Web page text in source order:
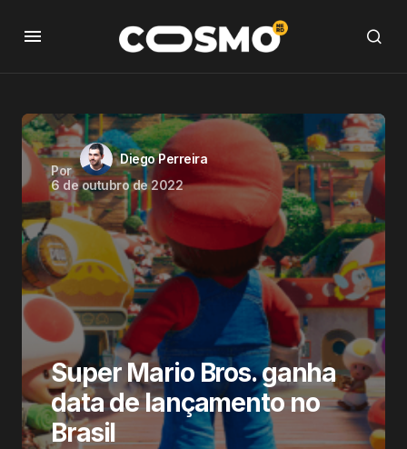
Por
Diego Perreira
6 de outubro de 2022
Super Mario Bros. ganha
data de lançamento no
Brasil